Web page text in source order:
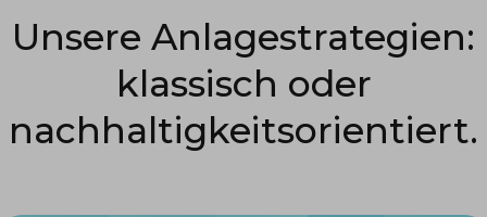
Unsere Anlage­strategien:
klassisch oder
nachhaltigkeits­orientiert.